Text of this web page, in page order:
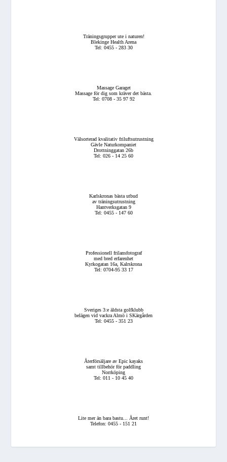
Träningsgrupper ute i naturen!
Blekinge Health Arena
Tel: 0455 - 283 30
Massage Garaget
Massage för dig som kräver det bästa.
Tel: 0708 - 35 97 92
Välsorterad kvalitativ friluftsutrustning
Gävle Naturkompaniet
Drottninggatan 26b
Tel: 026 - 14 25 60
Karlskronas bästa utbud
av träningsutrustning
Hantverksgatan 9
Tel: 0455 - 147 60
Professionell frilansfotograf
med bred erfarenhet
Kyrkogatan 16a, Kalrskrona
Tel: 0704-95 33 17
Sveriges 3:e äldsta golfklubb
belägen vid vackra Almö i SKärgården
Tel: 0455 - 351 23
Återförsäljare av Epic kayaks
samt tillbehör för paddling
Norrköping
Tel: 011 - 10 45 40
Lite mer än bara bastu... Året runt!
Telefon: 0455 - 151 21